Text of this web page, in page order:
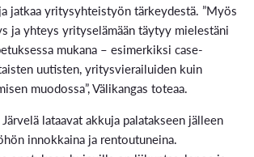
jatkaa yritysyhteistyön tärkeydestä. ”Myös
ja yhteys yrityselämään täytyy mielestäni
mukana – esimerkiksi case-
uutisten, yritysvierailuiden kuin
muodossa”, Välikangas toteaa.
lataavat akkuja palatakseen jälleen
innokkaina ja rentoutuneina.